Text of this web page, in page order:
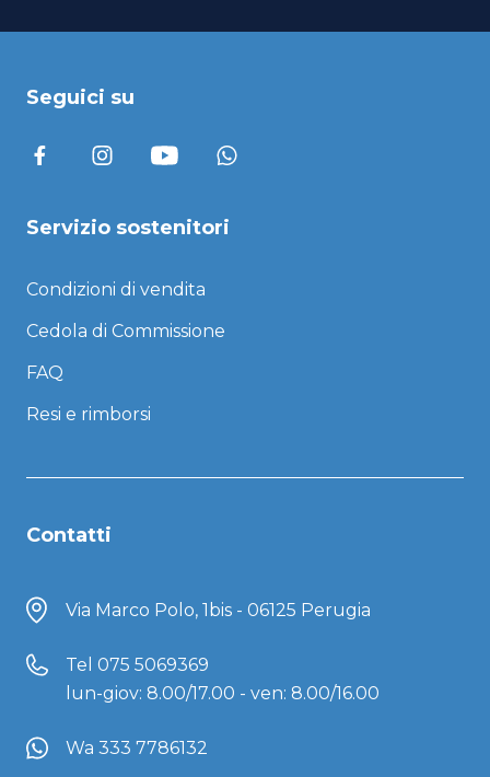
Seguici su
Servizio sostenitori
Condizioni di vendita
Cedola di Commissione
FAQ
Resi e rimborsi
Contatti
Via Marco Polo, 1bis - 06125 Perugia
Tel 075 5069369
lun-giov: 8.00/17.00 - ven: 8.00/16.00
Wa 333 7786132